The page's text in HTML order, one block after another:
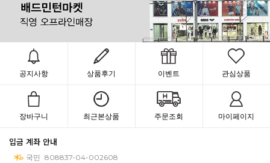
공지사항 상품후기 이벤트 관심상품
장바구니 최근본상품 주문조회 마이페이지
입금 계좌 안내
국민 808837-04-002608